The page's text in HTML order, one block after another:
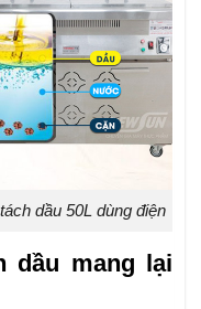
dầu 50L dùng điện
dầu mang lại